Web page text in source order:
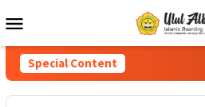
Special Content